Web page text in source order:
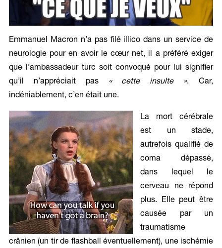
Emmanuel Macron n’a pas filé illico dans un service de
neurologie pour en avoir le cœur net, il a préféré exiger
que l’ambassadeur turc soit convoqué pour lui signifier
qu’il n’appréciait pas« cette insulte ». Car,
indéniablement, c’en était une.
La mort cérébrale
est un stade,
autrefois qualifié de
coma dépassé,
dans lequel le
cerveau ne répond
plus. Elle peut être
causée par un
traumatisme
crânien (un tir de flashball éventuellement), une ischémie